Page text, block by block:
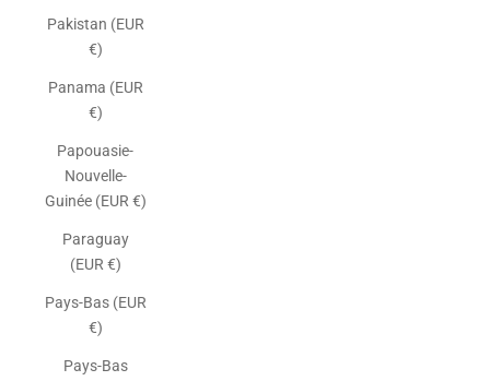
Pakistan (EUR
€)
Panama (EUR
€)
Papouasie-
Nouvelle-
Guinée (EUR €)
Paraguay
(EUR €)
Pays-Bas (EUR
€)
Pays-Bas